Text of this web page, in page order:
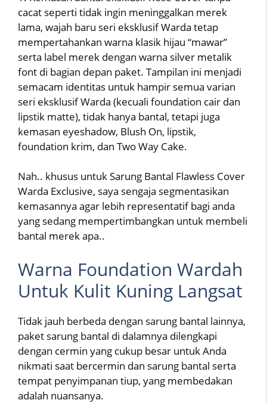
cacat seperti tidak ingin meninggalkan merek
lama, wajah baru seri eksklusif Warda tetap
mempertahankan warna klasik hijau “mawar”
serta label merek dengan warna silver metalik
font di bagian depan paket. Tampilan ini menjadi
semacam identitas untuk hampir semua varian
seri eksklusif Warda (kecuali foundation cair dan
lipstik matte), tidak hanya bantal, tetapi juga
kemasan eyeshadow, Blush On, lipstik,
foundation krim, dan Two Way Cake.
Nah.. khusus untuk Sarung Bantal Flawless Cover
Warda Exclusive, saya sengaja segmentasikan
kemasannya agar lebih representatif bagi anda
yang sedang mempertimbangkan untuk membeli
bantal merek apa..
Warna Foundation Wardah
Untuk Kulit Kuning Langsat
Tidak jauh berbeda dengan sarung bantal lainnya,
paket sarung bantal di dalamnya dilengkapi
dengan cermin yang cukup besar untuk Anda
nikmati saat bercermin dan sarung bantal serta
tempat penyimpanan tiup, yang membedakan
adalah nuansanya.